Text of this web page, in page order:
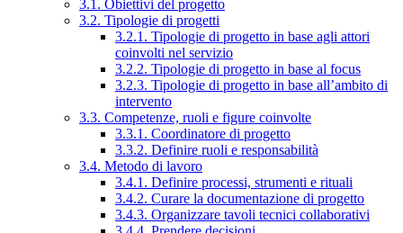
3.1. Obiettivi del progetto
3.2. Tipologie di progetti
3.2.1. Tipologie di progetto in base agli attori
coinvolti nel servizio
3.2.2. Tipologie di progetto in base al focus
3.2.3. Tipologie di progetto in base all’ambito di
intervento
3.3. Competenze, ruoli e figure coinvolte
3.3.1. Coordinatore di progetto
3.3.2. Definire ruoli e responsabilità
3.4. Metodo di lavoro
3.4.1. Definire processi, strumenti e rituali
3.4.2. Curare la documentazione di progetto
3.4.3. Organizzare tavoli tecnici collaborativi